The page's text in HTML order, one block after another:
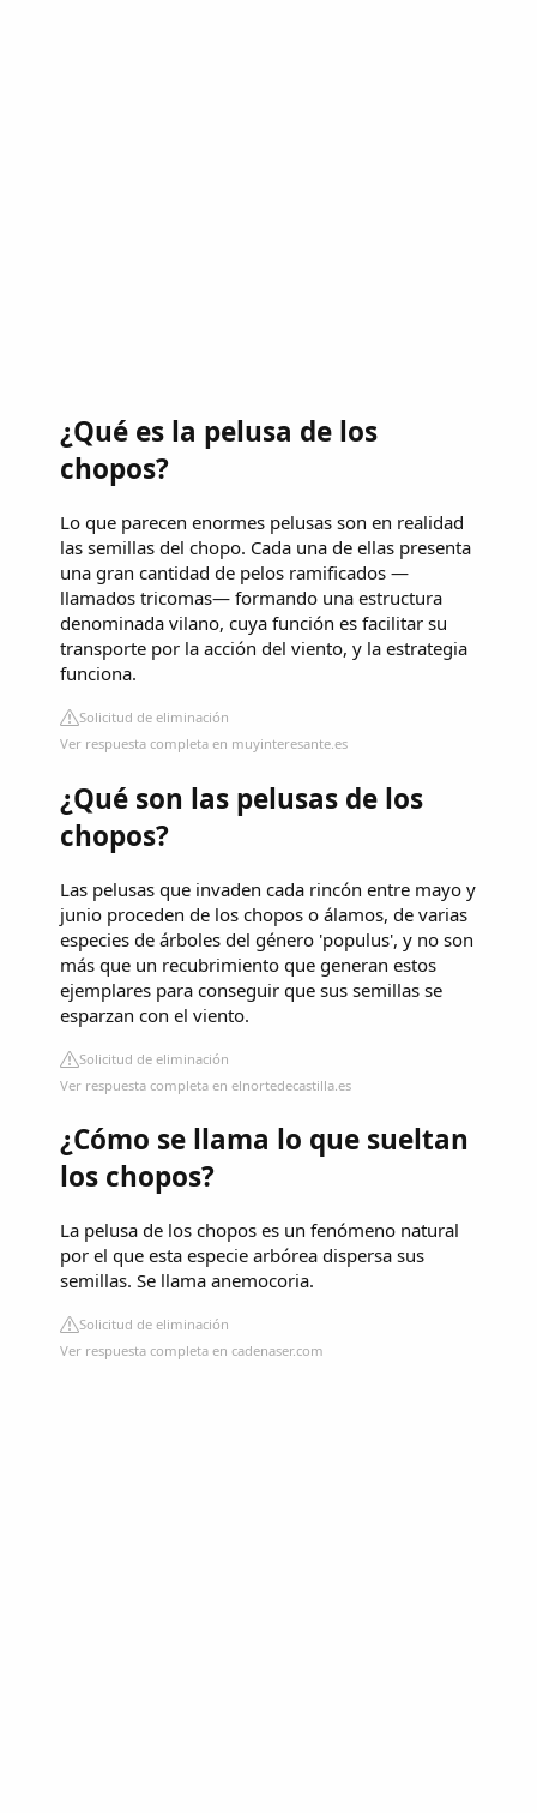
¿Qué es la pelusa de los
chopos?
Lo que parecen enormes pelusas son en realidad
las semillas del chopo. Cada una de ellas presenta
una gran cantidad de pelos ramificados —
llamados tricomas— formando una estructura
denominada vilano, cuya función es facilitar su
transporte por la acción del viento, y la estrategia
funciona.
Solicitud de eliminación
Ver respuesta completa en muyinteresante.es
¿Qué son las pelusas de los
chopos?
Las pelusas que invaden cada rincón entre mayo y
junio proceden de los chopos o álamos, de varias
especies de árboles del género 'populus', y no son
más que un recubrimiento que generan estos
ejemplares para conseguir que sus semillas se
esparzan con el viento.
Solicitud de eliminación
Ver respuesta completa en elnortedecastilla.es
¿Cómo se llama lo que sueltan
los chopos?
La pelusa de los chopos es un fenómeno natural
por el que esta especie arbórea dispersa sus
semillas. Se llama anemocoria.
Solicitud de eliminación
Ver respuesta completa en cadenaser.com